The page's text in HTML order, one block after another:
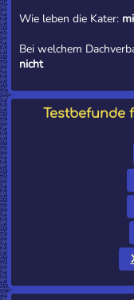
Wie leben die Kater:
Bei welchem
nicht
Testbefunde